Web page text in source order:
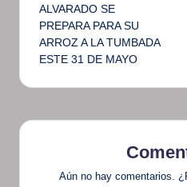
de
entradas
ALVARADO SE
PREPARA PARA SU
ARROZ A LA TUMBADA
ESTE 31 DE MAYO
Aún no hay comentarios.